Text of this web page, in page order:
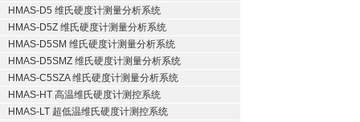
HMAS-D5 维氏硬度计测量分析系统
HMAS-D5Z 维氏硬度计测量分析系统
HMAS-D5SM 维氏硬度计测量分析系统
HMAS-D5SMZ 维氏硬度计测量分析系统
HMAS-C5SZA 维氏硬度计测量分析系统
HMAS-HT 高温维氏硬度计测控系统
HMAS-LT 超低温维氏硬度计测控系统